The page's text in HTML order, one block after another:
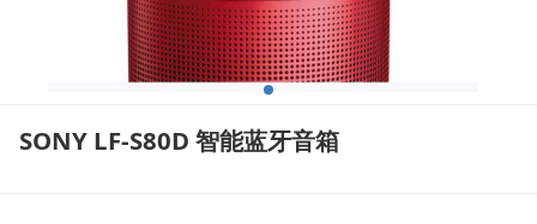
SONY LF-S80D 智能蓝牙音箱